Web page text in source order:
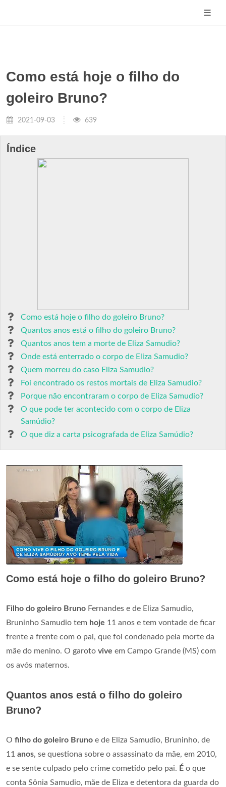
Como está hoje o filho do
goleiro Bruno?
2021-09-03 639
Índice
Como está hoje o filho do goleiro Bruno?
Quantos anos está o filho do goleiro Bruno?
Quantos anos tem a morte de Eliza Samudio?
Onde está enterrado o corpo de Eliza Samudio?
Quem morreu do caso Eliza Samudio?
Foi encontrado os restos mortais de Eliza Samudio?
Porque não encontraram o corpo de Eliza Samudio?
O que pode ter acontecido com o corpo de Eliza
Samúdio?
O que diz a carta psicografada de Eliza Samúdio?
Como está hoje o filho do goleiro Bruno?
Filho do goleiro Bruno Fernandes e de Eliza Samudio,
Bruninho Samudio tem hoje 11 anos e tem vontade de ficar
frente a frente com o pai, que foi condenado pela morte da
mãe do menino. O garoto vive em Campo Grande (MS) com
os avós maternos.
Quantos anos está o filho do goleiro
Bruno?
O filho do goleiro Bruno e de Eliza Samudio, Bruninho, de
11 anos, se questiona sobre o assassinato da mãe, em 2010,
e se sente culpado pelo crime cometido pelo pai. É o que
conta Sônia Samudio, mãe de Eliza e detentora da guarda do